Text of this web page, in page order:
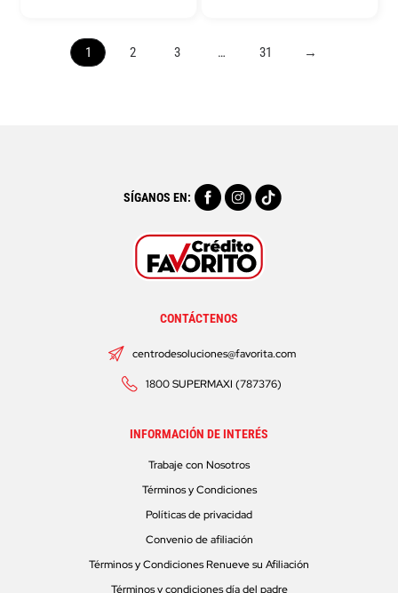
1 2 3 … 31 →
SÍGANOS EN:
CONTÁCTENOS
centrodesoluciones@favorita.com
1800 SUPERMAXI (787376)
INFORMACIÓN DE INTERÉS
Trabaje con Nosotros
Términos y Condiciones
Políticas de privacidad
Convenio de afiliación
Términos y Condiciones Renueve su Afiliación
Términos y condiciones día del padre